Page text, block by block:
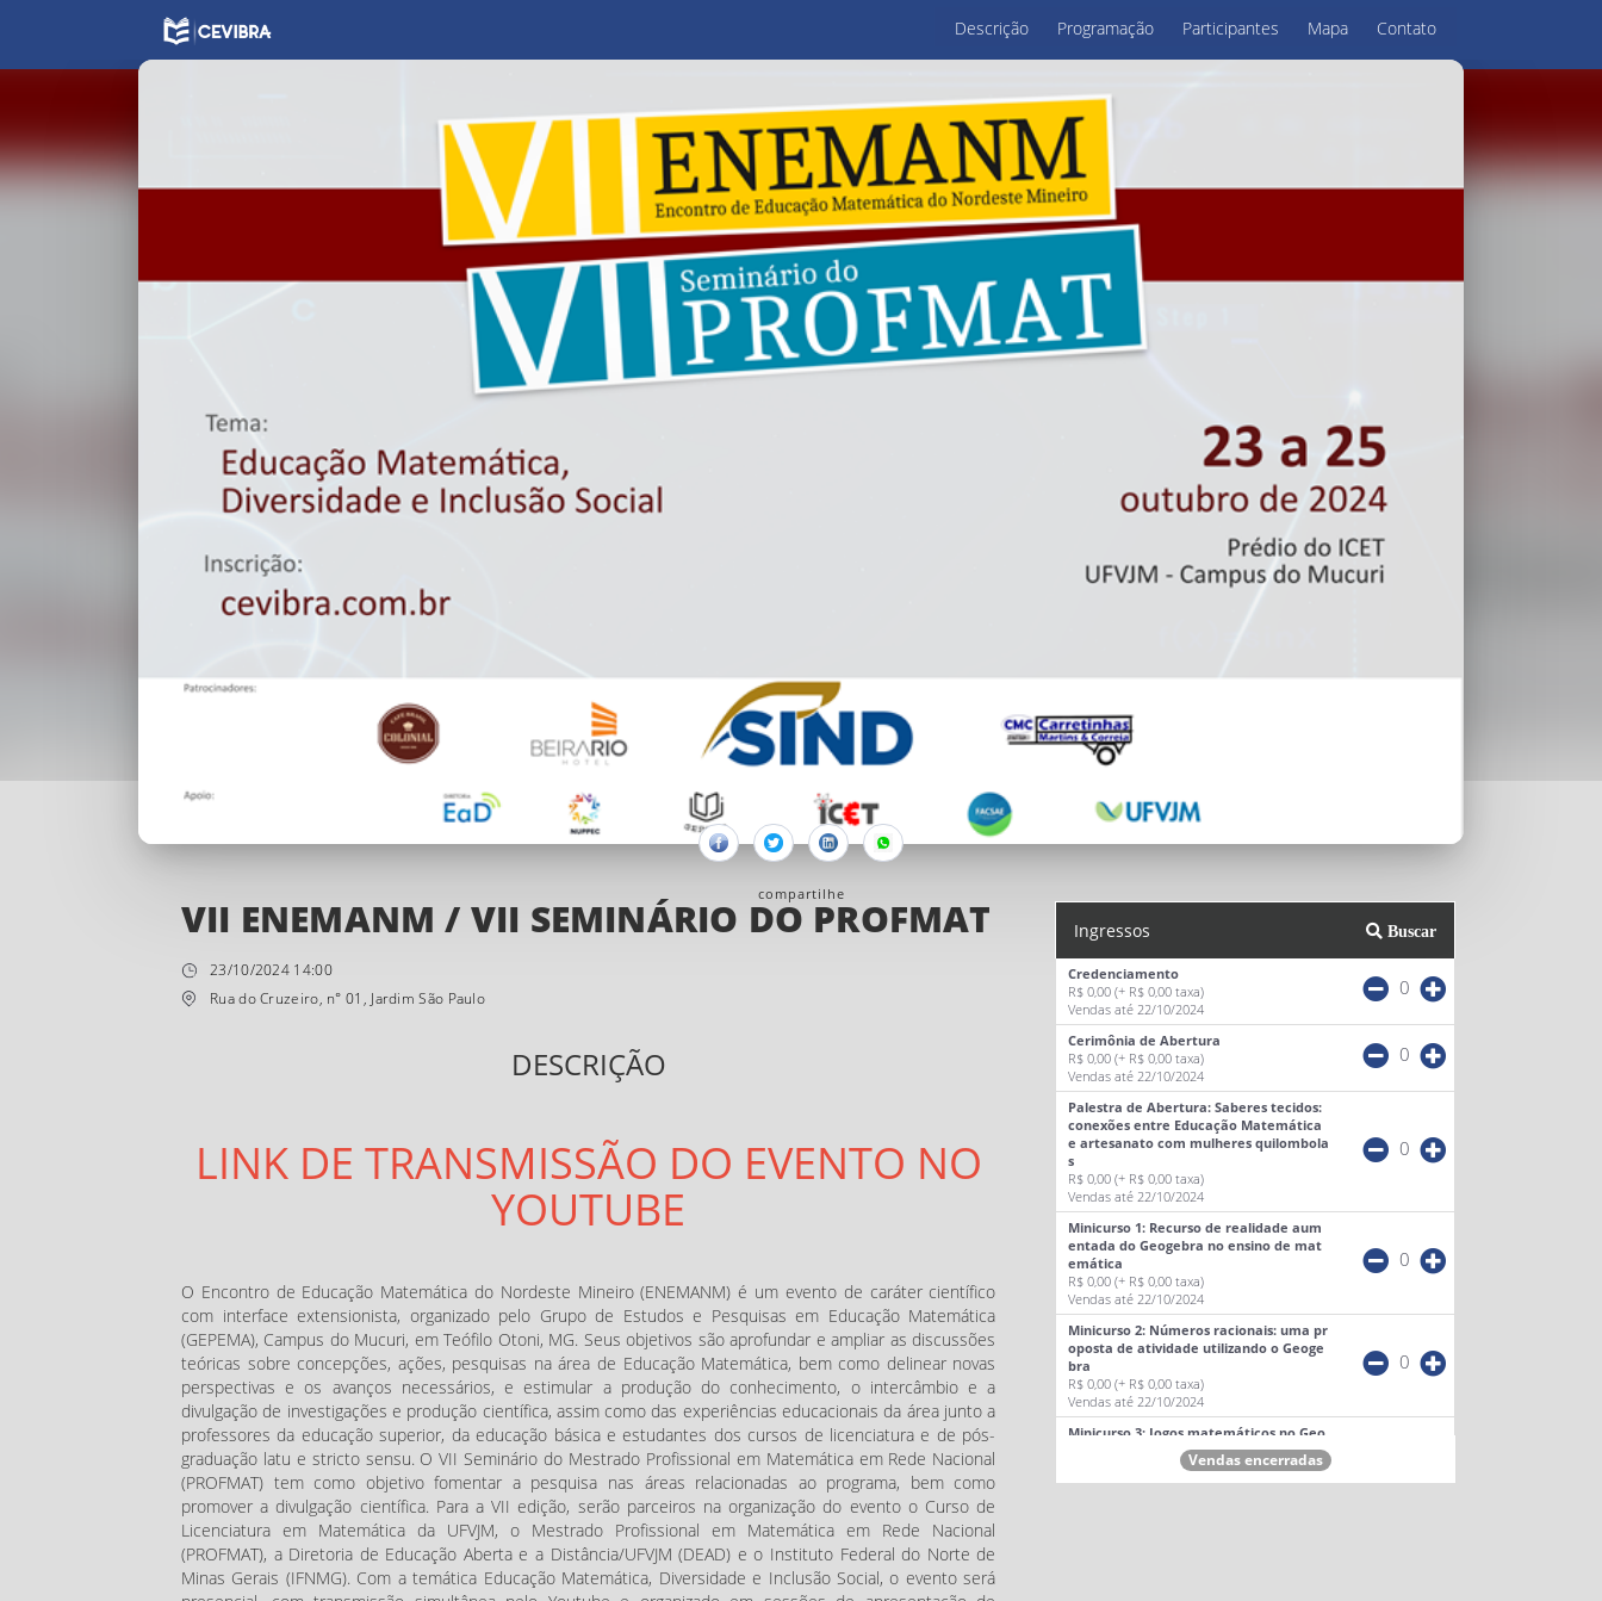
Descrição Programação Participantes Mapa Contato
FacebookTwitterLinkedinWhatsapp
compartilhe
VII ENEMANM / VII SEMINÁRIO DO PROFMAT
23/10/2024 14:00
Rua do Cruzeiro, n° 01, Jardim São Paulo
Ingressos Buscar
Credenciamento
R$ 0,00 (+ R$ 0,00 taxa)
Vendas até 22/10/2024
0
Cerimônia de Abertura
R$ 0,00 (+ R$ 0,00 taxa)
Vendas até 22/10/2024
0
Palestra de Abertura: Saberes tecidos:
conexões entre Educação Matemática
e artesanato com mulheres quilombola
s
R$ 0,00 (+ R$ 0,00 taxa)
Vendas até 22/10/2024
0
Minicurso 1: Recurso de realidade aum
entada do Geogebra no ensino de mat
emática
R$ 0,00 (+ R$ 0,00 taxa)
Vendas até 22/10/2024
0
Minicurso 2: Números racionais: uma pr
oposta de atividade utilizando o Geoge
bra
R$ 0,00 (+ R$ 0,00 taxa)
Vendas até 22/10/2024
0
Minicurso 3: Jogos matemáticos no Geo
(+ R$ 0,00 taxa)
Vendas até 22/10/2024
Vendas encerradas
DESCRIÇÃO
LINK DE TRANSMISSÃO DO EVENTO NO
YOUTUBE
O Encontro de Educação Matemática do Nordeste Mineiro (ENEMANM) é um evento de caráter científico
com interface extensionista, organizado pelo Grupo de Estudos e Pesquisas em Educação Matemática
(GEPEMA), Campus do Mucuri, em Teófilo Otoni, MG. Seus objetivos são aprofundar e ampliar as discussões
teóricas sobre concepções, ações, pesquisas na área de Educação Matemática, bem como delinear novas
perspectivas e os avanços necessários, e estimular a produção do conhecimento, o intercâmbio e a
divulgação de investigações e produção científica, assim como das experiências educacionais da área junto a
professores da educação superior, da educação básica e estudantes dos cursos de licenciatura e de pós-
graduação latu e stricto sensu. O VII Seminário do Mestrado Profissional em Matemática em Rede Nacional
(PROFMAT) tem como objetivo fomentar a pesquisa nas áreas relacionadas ao programa, bem como
promover a divulgação científica. Para a VII edição, serão parceiros na organização do evento o Curso de
Licenciatura em Matemática da UFVJM, o Mestrado Profissional em Matemática em Rede Nacional
(PROFMAT), a Diretoria de Educação Aberta e a Distância/UFVJM (DEAD) e o Instituto Federal do Norte de
Minas Gerais (IFNMG). Com a temática Educação Matemática, Diversidade e Inclusão Social, o evento será